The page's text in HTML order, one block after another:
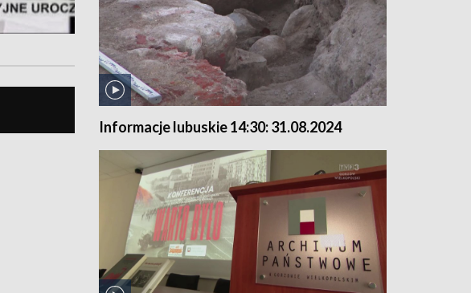
Informacje lubuskie 14:30: 31.08.2024